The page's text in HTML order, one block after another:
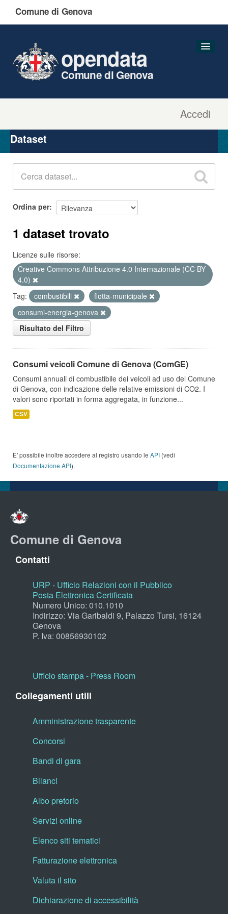
Comune di Genova
Accedi
opendata
Comune di Genova
Organizzazioni
Gruppi
Dataset
Ordina per
1 dataset trovato
Licenze sulle risorse:
Creative Commons Attribuzione 4.0 Internazionale (CC BY
4.0)
Tag:
combustibili
flotta-municipale
consumi-energia-genova
Risultato del Filtro
Consumi veicoli Comune di Genova (ComGE)
Consumi annuali di combustibile dei veicoli ad uso del Comune
di Genova, con indicazione delle relative emissioni di CO2. I
valori sono riportati in forma aggregata, in funzione...
CSV
E' possibile inoltre accedere al registro usando le API (vedi
Documentazione API).
Comune di Genova
Contatti
URP - Ufficio Relazioni con il Pubblico
Posta Elettronica Certificata
Numero Unico: 010.1010
Indirizzo: Via Garibaldi 9, Palazzo Tursi, 16124
Genova
P. Iva: 00856930102
Ufficio stampa - Press Room
Collegamenti utili
Amministrazione trasparente
Concorsi
Bandi di gara
Bilanci
Albo pretorio
Servizi online
Elenco siti tematici
Fatturazione elettronica
Valuta il sito
Dichiarazione di accessibilità